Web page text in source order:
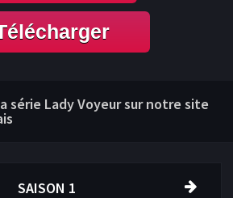
série Lady Voyeur sur notre site
SAISON 1